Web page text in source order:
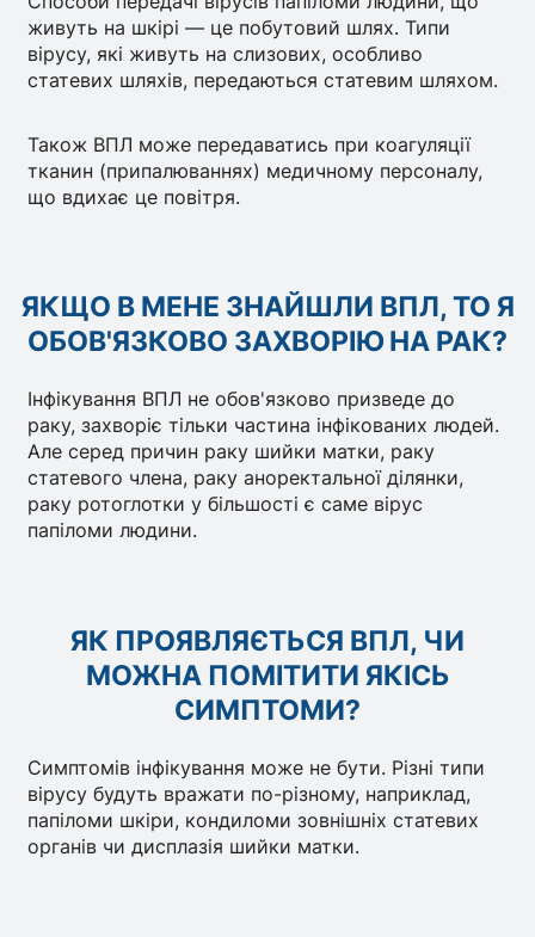
живуть на шкірі — це побутовий шлях. Типи
вірусу, які живуть на слизових, особливо
статевих шляхів, передаються статевим шляхом.
Також ВПЛ може передаватись при коагуляції
тканин (припалюваннях) медичному персоналу,
що вдихає це повітря.
ЯКЩО В МЕНЕ ЗНАЙШЛИ ВПЛ, ТО Я
ОБОВ'ЯЗКОВО ЗАХВОРІЮ НА РАК?
Інфікування ВПЛ не обов'язково призведе до
раку, захворіє тільки частина інфікованих людей.
Але серед причин раку шийки матки, раку
статевого члена, раку аноректальної ділянки,
раку ротоглотки у більшості є саме вірус
папіломи людини.
ЯК ПРОЯВЛЯЄТЬСЯ ВПЛ, ЧИ
МОЖНА ПОМІТИТИ ЯКІСЬ
СИМПТОМИ?
Симптомів інфікування може не бути. Різні типи
вірусу будуть вражати по-різному, наприклад,
папіломи шкіри, кондиломи зовнішніх статевих
органів чи дисплазія шийки матки.